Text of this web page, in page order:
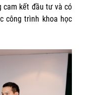
cam kết đầu tư và có
công trình khoa học